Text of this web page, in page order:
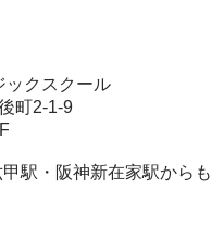
ックスクール
町2-1-9
駅・阪神新在家駅からも